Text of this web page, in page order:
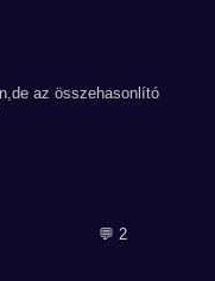
az összehasonlító
💬 2